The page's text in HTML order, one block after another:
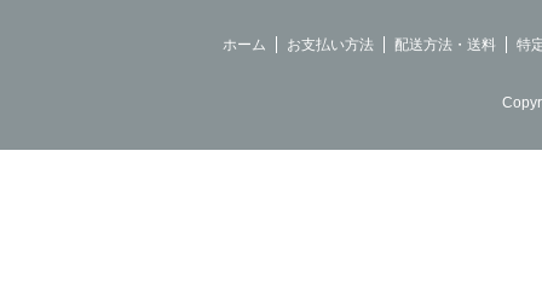
ホーム お支払い方法 配送方法・送料 特